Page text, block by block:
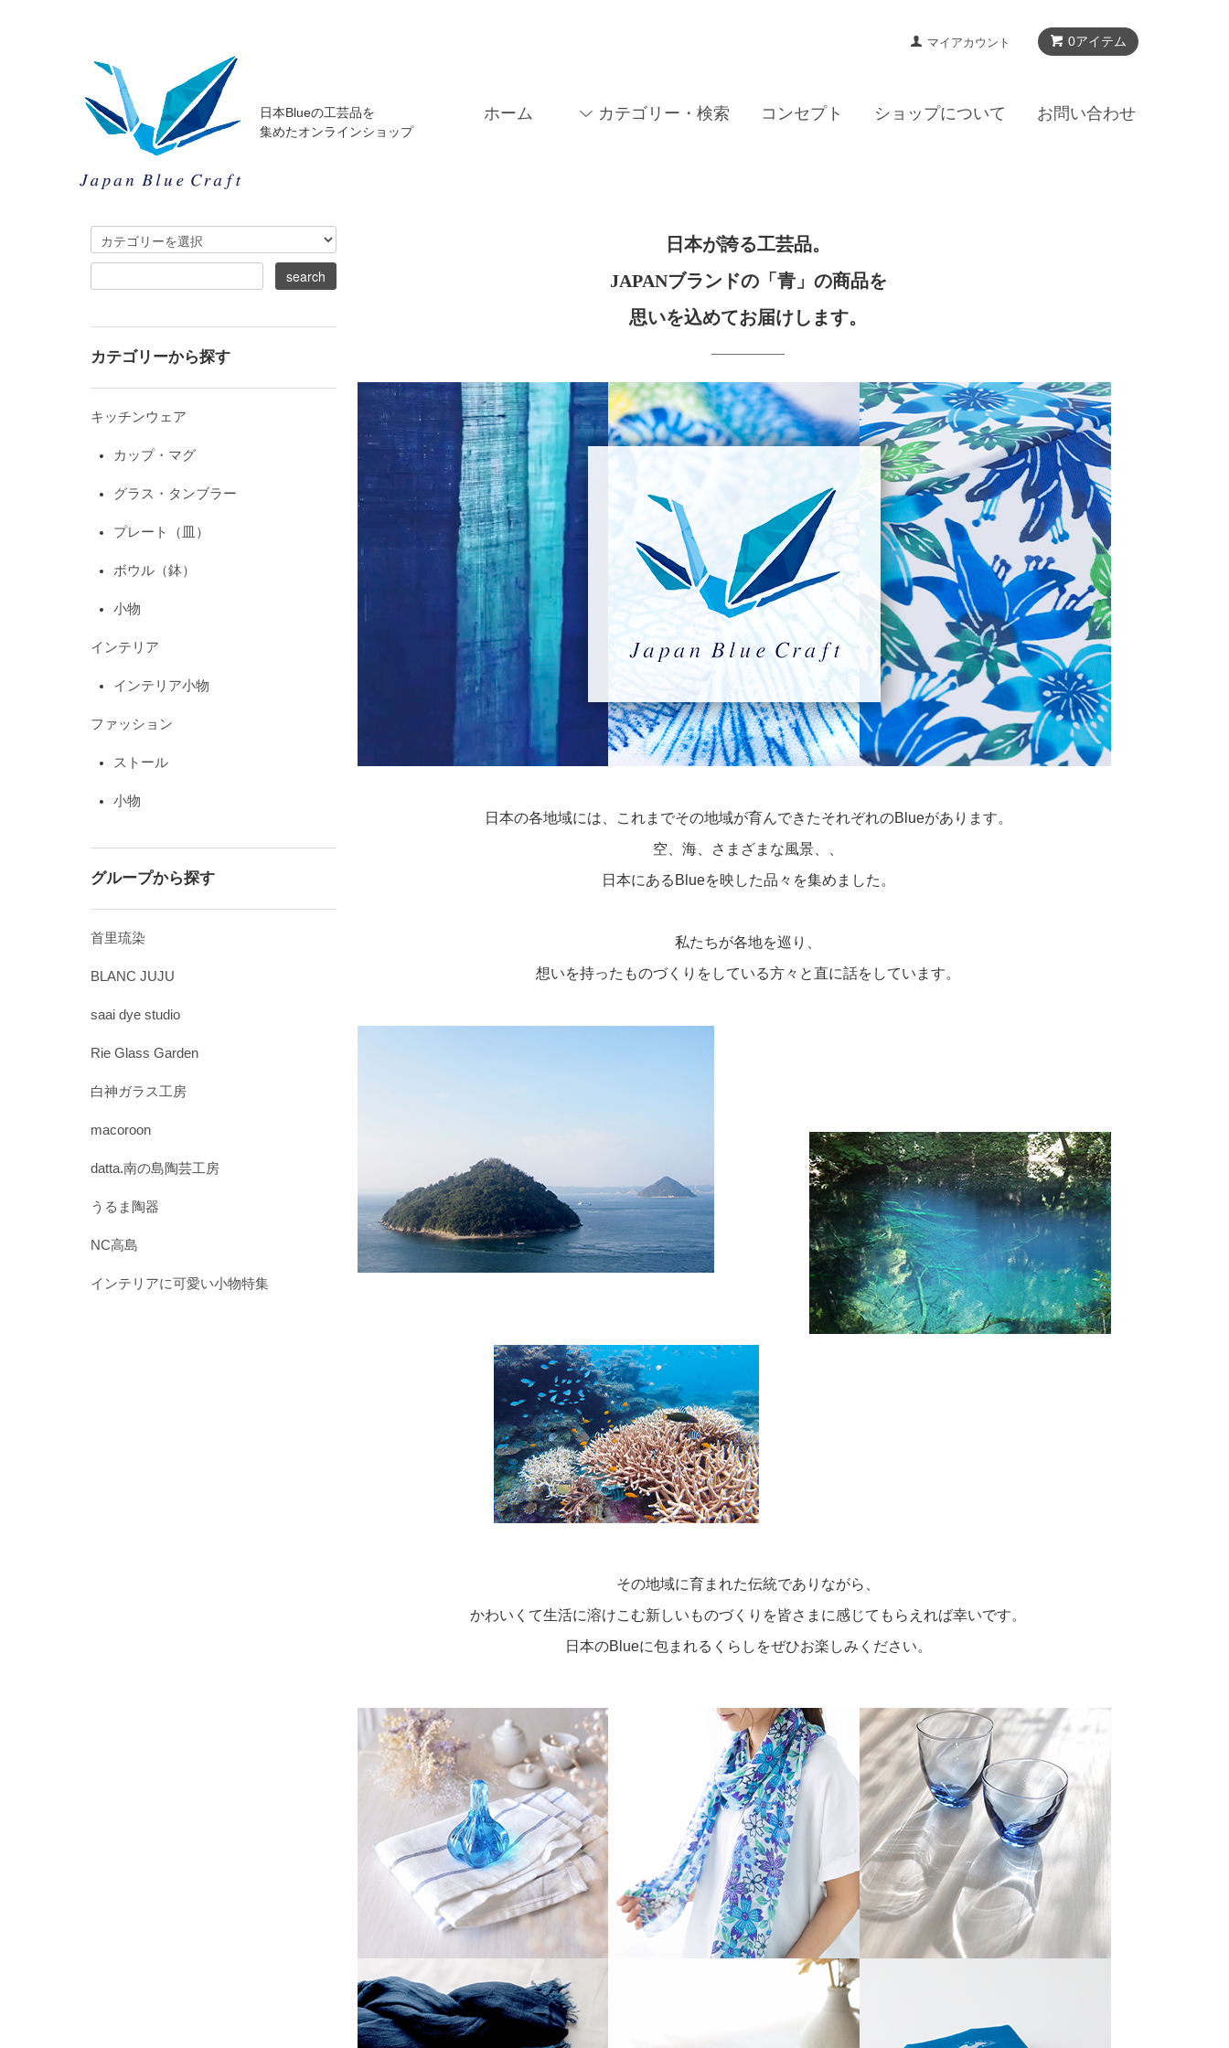
0アイテム
マイアカウント
ホーム カテゴリー・検索 コンセプト ショップについて お問い合わせ
日本Blueの工芸品を
集めたオンラインショップ
日本が誇る工芸品。
JAPANブランドの「青」の商品を
思いを込めてお届けします。
日本の各地域には、これまでその地域が育んできたそれぞれのBlueがあります。
空、海、さまざまな風景、、
日本にあるBlueを映した品々を集めました。
私たちが各地を巡り、
想いを持ったものづくりをしている方々と直に話をしています。
その地域に育まれた伝統でありながら、
かわいくて生活に溶けこむ新しいものづくりを皆さまに感じてもらえれば幸いです。
日本のBlueに包まれるくらしをぜひお楽しみください。
カテゴリーから探す
キッチンウェア
カップ・マグ
グラス・タンブラー
プレート（皿）
ボウル（鉢）
小物
インテリア
インテリア小物
ファッション
ストール
小物
グループから探す
首里琉染
BLANC JUJU
saai dye studio
Rie Glass Garden
白神ガラス工房
macoroon
datta.南の島陶芸工房
うるま陶器
NC高島
インテリアに可愛い小物特集